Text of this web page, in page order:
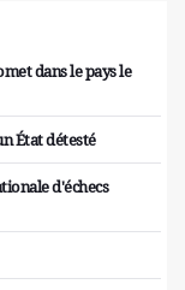
dans le pays le
État détesté
d'échecs